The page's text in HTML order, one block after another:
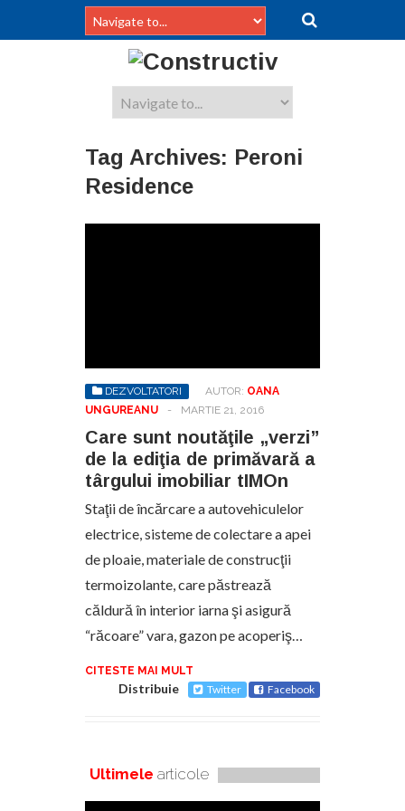
Tag Archives: Peroni
Residence
DEZVOLTATORI AUTOR: OANA
UNGUREANU
- MARTIE 21, 2016
Care sunt noutăţile „verzi”
de la ediţia de primăvară a
târgului imobiliar tIMOn
Staţii de încărcare a autovehiculelor
electrice, sisteme de colectare a apei
de ploaie, materiale de construcţii
termoizolante, care păstrează
căldură în interior iarna şi asigură
“răcoare” vara, gazon pe acoperiş…
CITESTE MAI MULT
Distribuie Twitter Facebook
Ultimele articole